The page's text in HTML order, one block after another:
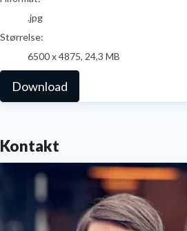
.jpg
Størrelse:
6500 x 4875, 24,3 MB
Download
Kontakt